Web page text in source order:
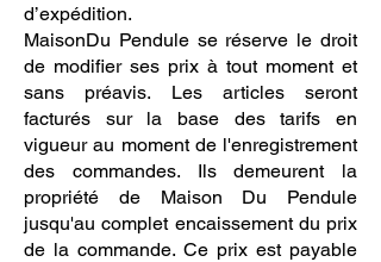
d’expédition.
MaisonDu Pendule se réserve le droit
de modifier ses prix à tout moment et
sans préavis. Les articles seront
facturés sur la base des tarifs en
vigueur au moment de l'enregistrement
des commandes. Ils demeurent la
propriété de Maison Du Pendule
jusqu'au complet encaissement du prix
de la commande. Ce prix est payable